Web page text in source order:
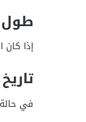
طول
إذا كان الحمل
في